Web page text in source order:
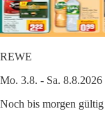
REWE
Mo. 3.8. - Sa. 8.8.2026
Noch bis morgen gültig